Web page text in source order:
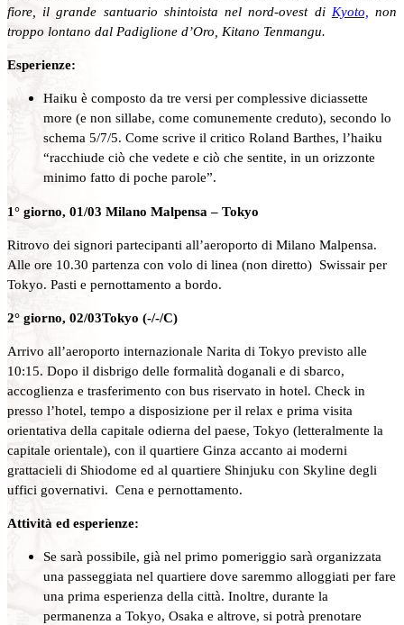
fiore, il grande santuario shintoista nel nord-ovest di Kyoto,
non
troppo lontano dal Padiglione d’Oro, Kitano Tenmangu.
Esperienze:
Haiku è composto da tre versi per complessive diciassette
more (e non sillabe, come comunemente creduto), secondo lo
schema 5/7/5. Come scrive il critico Roland Barthes, l’haiku
“racchiude ciò che vedete e ciò che sentite, in un orizzonte
minimo fatto di poche parole”.
1° giorno, 01/03 Milano Malpensa – Tokyo
Ritrovo dei signori partecipanti all’aeroporto di Milano Malpensa.
Alle ore 10.30 partenza con volo di linea (non diretto) Swissair per
Tokyo. Pasti e pernottamento a bordo.
2° giorno, 02/03Tokyo (-/-/C)
Arrivo all’aeroporto internazionale Narita di Tokyo previsto alle
10:15. Dopo il disbrigo delle formalità doganali e di sbarco,
accoglienza e trasferimento con bus riservato in hotel. Check in
presso l’hotel, tempo a disposizione per il relax e prima visita
orientativa della capitale odierna del paese, Tokyo (letteralmente la
capitale orientale), con il quartiere Ginza accanto ai moderni
grattacieli di Shiodome ed al quartiere Shinjuku con Skyline degli
uffici governativi. Cena e pernottamento.
Attività ed esperienze:
Se sarà possibile, già nel primo pomeriggio sarà organizzata
una passeggiata nel quartiere dove saremmo alloggiati per fare
una prima esperienza della città. Inoltre, durante la
permanenza a Tokyo, Osaka e altrove, si potrà prenotare